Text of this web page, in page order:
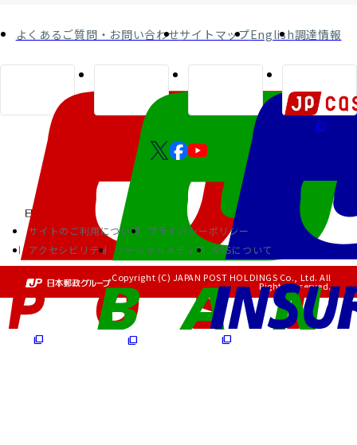
よくあるご質問・お問い合わせサイトマップEnglish調達情報
サイトのご利用について
プライバシーポリシー
アクセシビリティ
ソーシャルメディア RSSについて
Copyright (C) JAPAN POST HOLDINGS Co., Ltd. All
Rights Reserved.